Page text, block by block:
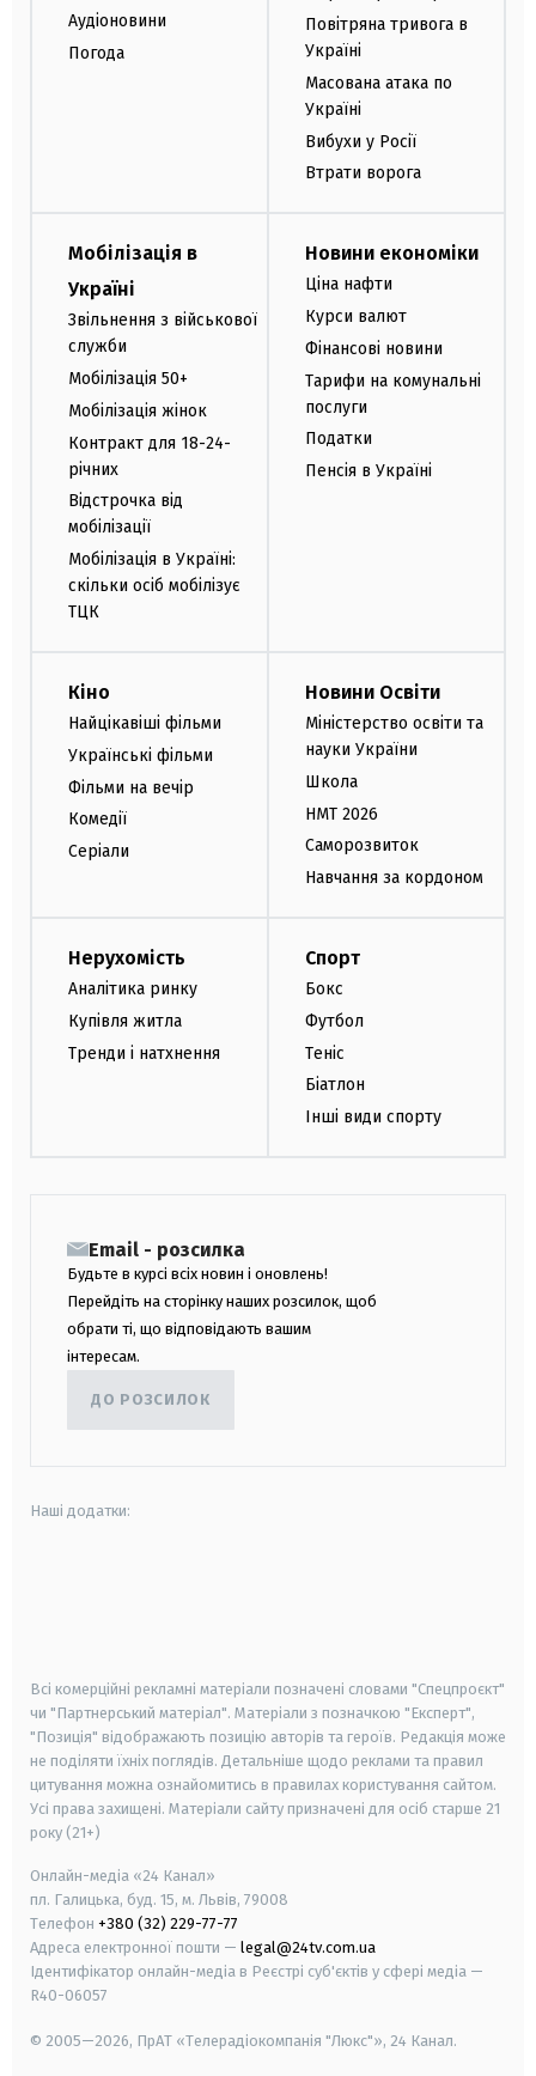
Аудіоновини
Погода
Повітряна тривога в
Україні
Масована атака по
Україні
Вибухи у Росії
Втрати ворога
Мобілізація в
Україні
Звільнення з військової
служби
Мобілізація 50+
Мобілізація жінок
Контракт для 18-24-
річних
Відстрочка від
мобілізації
Мобілізація в Україні:
скільки осіб мобілізує
ТЦК
Новини економіки
Ціна нафти
Курси валют
Фінансові новини
Тарифи на комунальні
послуги
Податки
Пенсія в Україні
Кіно
Найцікавіші фільми
Українські фільми
Фільми на вечір
Комедії
Серіали
Новини Освіти
Міністерство освіти та
науки України
Школа
НМТ 2026
Саморозвиток
Навчання за кордоном
Нерухомість
Аналітика ринку
Купівля житла
Тренди і натхнення
Спорт
Бокс
Футбол
Теніс
Біатлон
Інші види спорту
Email - розсилка
Будьте в курсі всіх новин і оновлень!
Перейдіть на сторінку наших розсилок, щоб
обрати ті, що відповідають вашим
інтересам.
ДО РОЗСИЛОК
Наші додатки:
Всі комерційні рекламні матеріали позначені словами "Спецпроєкт"
чи "Партнерський матеріал". Матеріали з позначкою "Експерт",
"Позиція" відображають позицію авторів та героїв. Редакція може
не поділяти їхніх поглядів. Детальніше щодо реклами та правил
цитування можна ознайомитись в правилах користування сайтом.
Усі права захищені. Матеріали сайту призначені для осіб старше 21
року (21+)
Онлайн-медіа «24 Канал»
пл. Галицька, буд. 15, м. Львів, 79008
Телефон +380 (32) 229-77-77
Адреса електронної пошти — legal@24tv.com.ua
Ідентифікатор онлайн-медіа в Реєстрі суб'єктів у сфері медіа —
R40-06057
© 2005—2026, ПрАТ «Телерадіокомпанія "Люкс"», 24 Канал.